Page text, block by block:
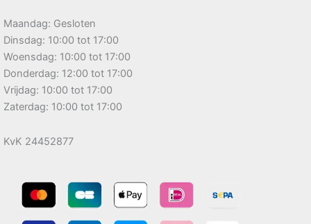
Maandag: Gesloten
Dinsdag: 10:00 tot 17:00
Woensdag: 10:00 tot 17:00
Donderdag: 12:00 tot 17:00
Vrijdag: 10:00 tot 17:00
Zaterdag: 10:00 tot 17:00
KvK 24452877